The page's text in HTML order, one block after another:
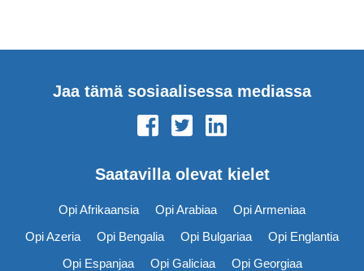
Jaa tämä sosiaalisessa mediassa
Saatavilla olevat kielet
Opi Afrikaansia Opi Arabiaa
Opi Armeniaa
Opi Azeria
Opi Bengalia Opi Bulgariaa
Opi Englantia
Opi Espanjaa
Opi Galiciaa
Opi Georgiaa